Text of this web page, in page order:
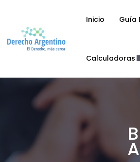
Inicio Guía
Calculadoras